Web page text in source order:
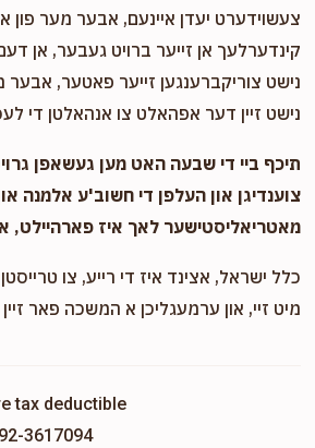
צעשוידערט יעדן איינעם, אבער מער פון
קינדערלעך אן זייער ברויט געבער, אן
נישט צוריקברענגען זייער פאטער, אבער
נישט זיין דער אפהאלט צו אנהאלטן די
תיכף ביי די שבעה האט מען געשאפן
צוענדיגן און העלפן די חשוב'ע אלמנה
מאטריאליסטישער לאך איז פארהיילט,
כלל ישראל, אצינד איז די רייע, צו טרייסטן
מיט זיי, און ערמעגליכן א המשכה פאר
tax deductible
3617094